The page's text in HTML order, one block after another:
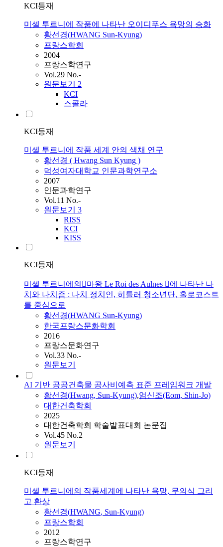
KCI등재
미셸 투르니에 작품에 나타난 오이디푸스 욕망의 승화
황선경(HWANG Sun-Kyung)
프랑스학회
2004
프랑스학연구
Vol.29 No.-
원문보기 2
KCI
스콜라
KCI등재
미셸 투르니에 작품 세계 안의 색채 연구
황선경 ( Hwang Sun Kyung )
덕성여자대학교 인문과학연구소
2007
인문과학연구
Vol.11 No.-
원문보기 3
RISS
KCI
KISS
KCI등재
미셸 투르니에의마왕 Le Roi des Aulnes 에 나타난 나
치와 나치즘 : 나치 정치인, 히틀러 청소년단, 홀로코스트
를 중심으로
황선경(HWANG Sun-Kyung)
한국프랑스문화학회
2016
프랑스문화연구
Vol.33 No.-
원문보기
AI 기반 공공건축물 공사비예측 표준 프레임워크 개발
황선경(Hwang, Sun-Kyung),엄신조(Eom, Shin-Jo)
대한건축학회
2025
대한건축학회 학술발표대회 논문집
Vol.45 No.2
원문보기
KCI등재
미셸 투르니에의 작품세계에 나타난 욕망, 무의식 그리
고 환상
황선경(HWANG, Sun-Kyung)
프랑스학회
2012
프랑스학연구